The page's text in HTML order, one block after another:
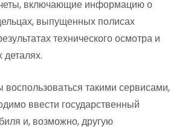
включающие информацию о
выпущенных полисах
технического осмотра и
воспользоваться такими сервисами,
ввести государственный
и, возможно, другую